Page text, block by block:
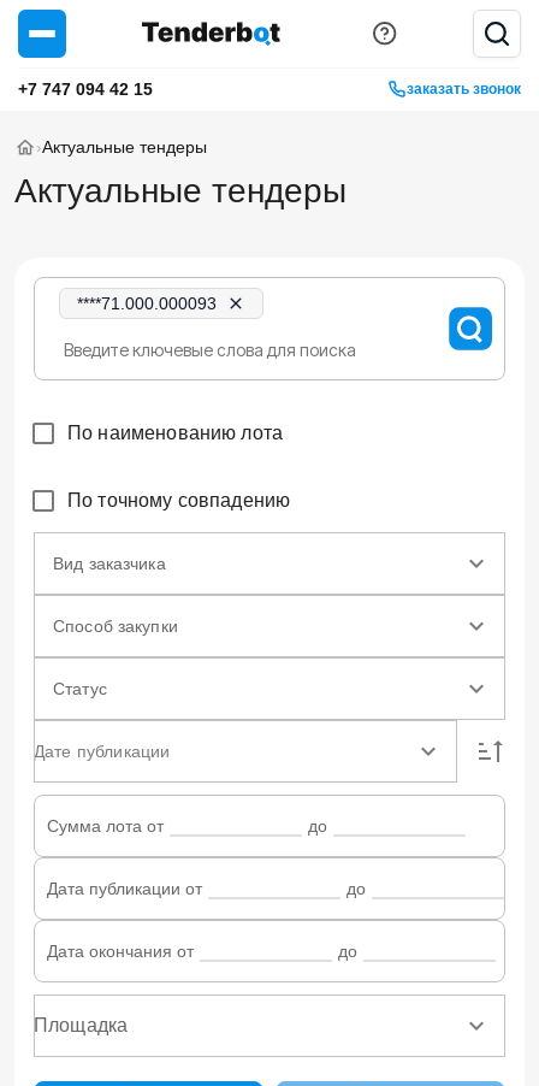
+7 747 094 42 15 заказать звонок
›Актуальные тендеры
Актуальные тендеры
****71.000.000093
По наименованию лота
По точному совпадению
Вид заказчика
Способ закупки
Статус
Дате публикации
Сумма лота от до
Дата публикации от до
Дата окончания от до